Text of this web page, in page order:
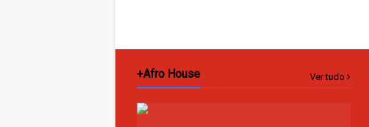
+Afro House Ver tudo